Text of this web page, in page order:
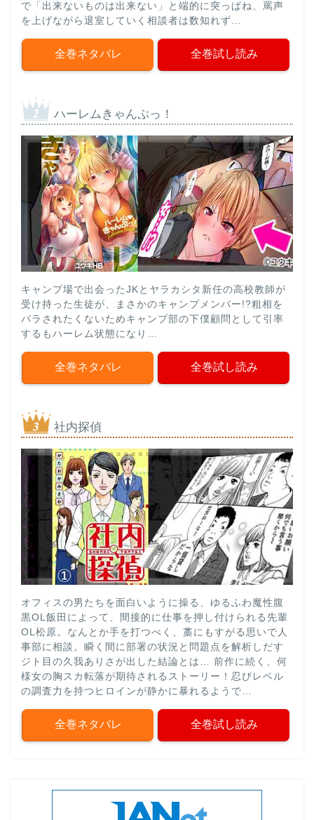
で「出来ないものは出来ない」と端的に突っぱね、罵声
を上げながら退室していく相談者は数知れず…
全巻ネタバレ 全巻試し読み
ハーレムきゃんぷっ！
キャンプ場で出会ったJKとヤラカシタ新任の高校教師が
受け持った生徒が、まさかのキャンプメンバー!?粗相を
バラされたくないためキャンプ部の下僕顧問として引率
するもハーレム状態になり…
全巻ネタバレ 全巻試し読み
社内探偵
オフィスの男たちを面白いように操る、ゆるふわ魔性腹
黒OL飯田によって、間接的に仕事を押し付けられる先輩
OL松原。なんとか手を打つべく、藁にもすがる思いで人
事部に相談。瞬く間に部署の状況と問題点を解析しだす
ジト目の久我ありさが出した結論とは… 前作に続く、何
様女の胸スカ転落が期待されるストーリー！忍びレベル
の調査力を持つヒロインが静かに暴れるようで…
全巻ネタバレ 全巻試し読み